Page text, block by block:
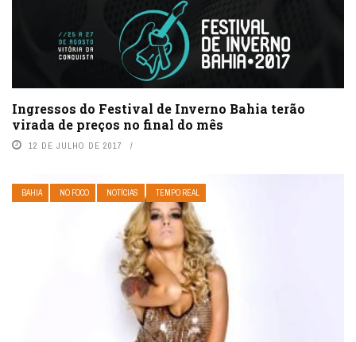
Ingressos do Festival de Inverno Bahia terão
virada de preços no final do mês
12 DE JULHO DE 2017
BAHIA NO FOCO NOTÍCIAS TEMPO REAL